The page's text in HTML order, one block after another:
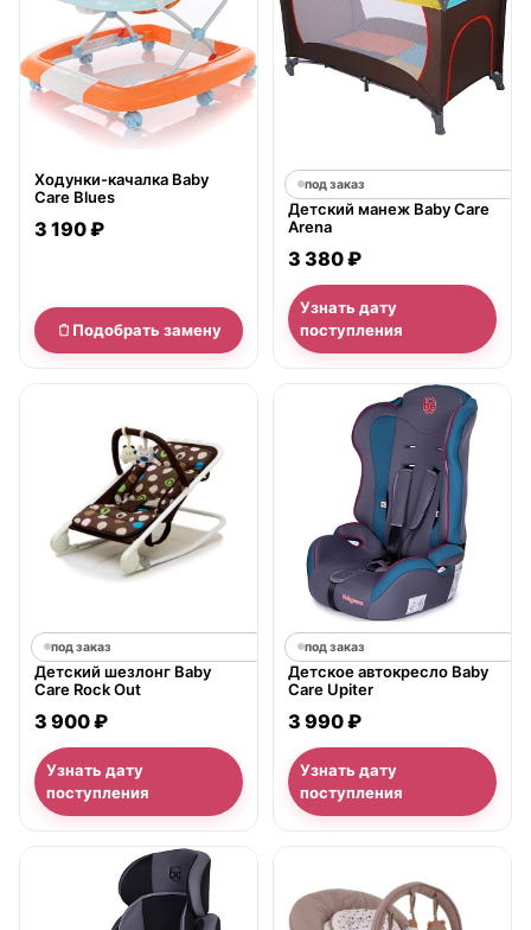
Ходунки-качалка Baby
Care Blues
3 190 ₽
Подобрать замену
под заказ
Детский манеж Baby Care
Arena
3 380 ₽
Узнать дату
поступления
под заказ
Детский шезлонг Baby
Care Rock Out
3 900 ₽
Узнать дату
поступления
под заказ
Детское автокресло Baby
Care Upiter
3 990 ₽
Узнать дату
поступления